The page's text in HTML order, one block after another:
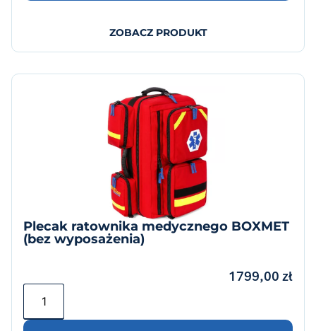
ZOBACZ PRODUKT
Plecak ratownika medycznego BOXMET
(bez wyposażenia)
1799,00 zł